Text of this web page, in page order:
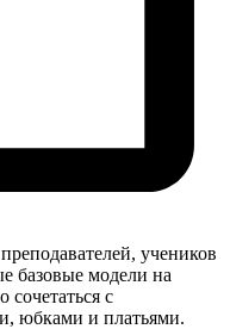
учеников
базовые модели на
с
юбками и платьями.